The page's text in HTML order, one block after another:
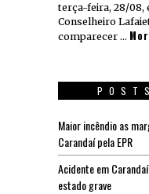
terça-feira, 28/08,
Conselheiro
comparecer …
Maior incêndio as
Carandaí pela EPR
Acidente em
estado grave